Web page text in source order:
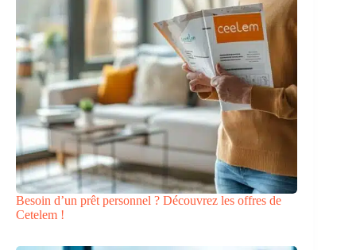
Besoin d’un prêt personnel ? Découvrez les offres de
Cetelem !